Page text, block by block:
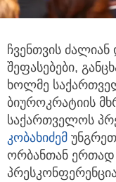
ჩვენთვის
შეფასებები,
ხოლმე
ბიუროკრატიის
საქართველოს
კობახიძემ
ორბანთან